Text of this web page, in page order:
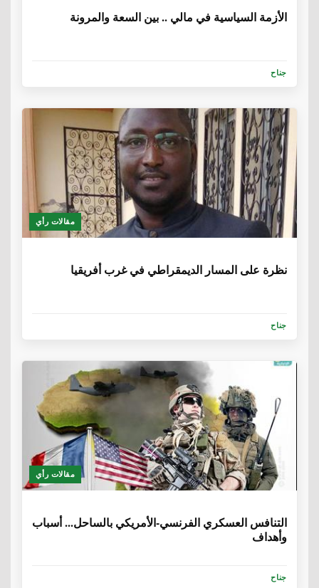
الأزمة السياسية في مالي .. بين السعة والمرونة
جناح
مقالات رأي
نظرة على المسار الديمقراطي في غرب أفريقيا
جناح
مقالات رأي
التنافس العسكري الفرنسي-الأمريكي بالساحل... أسباب
وأهداف
جناح